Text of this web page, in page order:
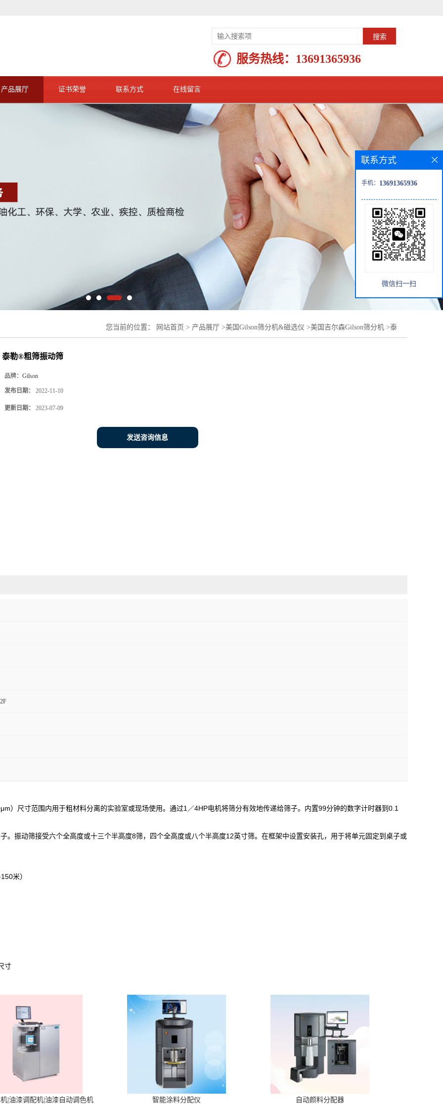
服务热线： 13691365936
产品展厅 证书荣誉 联系方式 在线留言
您当前的位置： 网站首页 > 产品展厅 >美国Gilson筛分机&磁选仪 >美国吉尔森Gilson筛分机 >泰
泰勒®粗筛振动筛
品牌： Gilson
发布日期： 2022-11-10
更新日期： 2023-07-09
发送咨询信息
）尺寸范围内用于粗材料分离的实验室或现场使用。通过1／4HP电机将筛分有效地传递给筛子。内置99分钟的数字计时器到0.1
。振动筛接受六个全高度或十三个半高度8筛，四个全高度或八个半高度12英寸筛。在框架中设置安装孔，用于将单元固定到桌子或
米）
寸
|油漆调配机|油漆自动调色机 智能涂料分配仪 自动颜料分配器
联系方式
手机： 13691365936
微信扫一扫